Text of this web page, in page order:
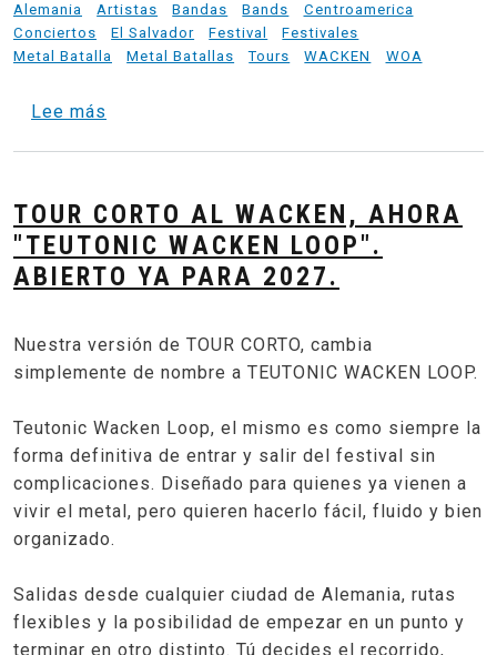
Alemania
Artistas Bandas Bands
Centroamerica
Conciertos
El Salvador Festival
Festivales
Metal Batalla
Metal Batallas Tours WACKEN WOA
Lee más
TOUR CORTO AL WACKEN, AHORA
"TEUTONIC WACKEN LOOP".
ABIERTO YA PARA 2027.
Nuestra versión de TOUR CORTO, cambia
simplemente de nombre a TEUTONIC WACKEN LOOP.
Teutonic Wacken Loop, el mismo es como siempre la
forma definitiva de entrar y salir del festival sin
complicaciones. Diseñado para quienes ya vienen a
vivir el metal, pero quieren hacerlo fácil, fluido y bien
organizado.
Salidas desde cualquier ciudad de Alemania, rutas
flexibles y la posibilidad de empezar en un punto y
terminar en otro distinto. Tú decides el recorrido,